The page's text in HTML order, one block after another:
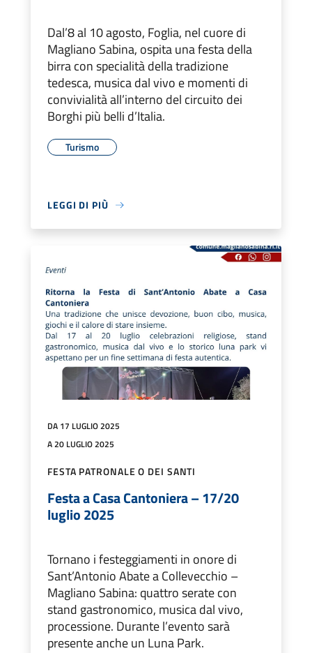
Dal’8 al 10 agosto, Foglia, nel cuore di
Magliano Sabina, ospita una festa della
birra con specialità della tradizione
tedesca, musica dal vivo e momenti di
convivialità all’interno del circuito dei
Borghi più belli d’Italia.
Turismo
LEGGI DI PIÙ
DA 17 LUGLIO 2025
A 20 LUGLIO 2025
FESTA PATRONALE O DEI SANTI
Festa a Casa Cantoniera – 17/20
luglio 2025
Tornano i festeggiamenti in onore di
Sant’Antonio Abate a Collevecchio –
Magliano Sabina: quattro serate con
stand gastronomico, musica dal vivo,
processione. Durante l’evento sarà
presente anche un Luna Park.